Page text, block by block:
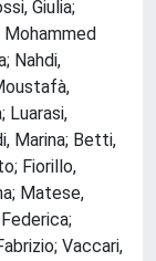
Giulia;
Mohammed
Nahdi,
Luarasi,
Marina; Betti,
Fiorillo,
Matese,
Vaccari,